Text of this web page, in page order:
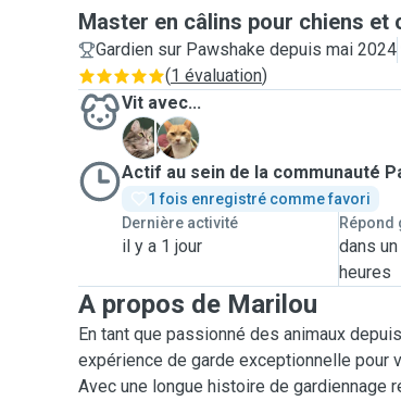
Master en câlins pour chiens et
Gardien sur Pawshake depuis mai 2024
(1 évaluation)
Vit avec...
G
Q
Actif au sein de la communauté
1 fois enregistré comme favori
Dernière activité
il y a 1 jour
Répond
dans
heures
A propos de Marilou
En tant que passionné des animaux
expérience de garde exceptionnelle pour
Avec une longue histoire de gardiennage